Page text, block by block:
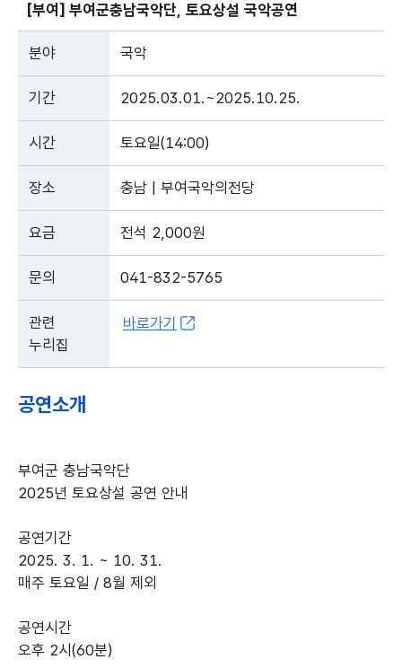
[부여] 부여군충남국악단, 토요상설 국악공연
분야 국악
기간 2025.03.01.~2025.10.25.
시간 토요일(14:00)
장소 충남 | 부여국악의전당
요금 전석 2,000원
문의 041-832-5765
관련
누리집
바로가기
공연소개
부여군 충남국악단
2025년 토요상설 공연 안내
공연기간
2025. 3. 1. ~ 10. 31.
매주 토요일 / 8월 제외
공연시간
오후 2시(60분)